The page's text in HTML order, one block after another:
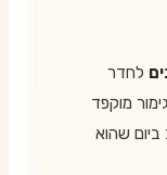
לחדר
מוקפד
ביום שהוא